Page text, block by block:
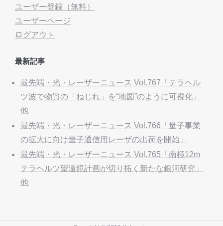
ユーザー登録（無料）
ユーザーページ
ログアウト
最新記事
最先端・光・レーザーニュース Vol.767「テラヘル
ツ波で物質の「ねじれ」を“地図”のように可視化」
他
最先端・光・レーザーニュース Vol.766「量子事業
の拡大に向け量子通信用レーザの出荷を開始」
最先端・光・レーザーニュース Vol.765「南極12m
テラヘルツ望遠鏡計画が切り拓く新たな銀河研究」
他